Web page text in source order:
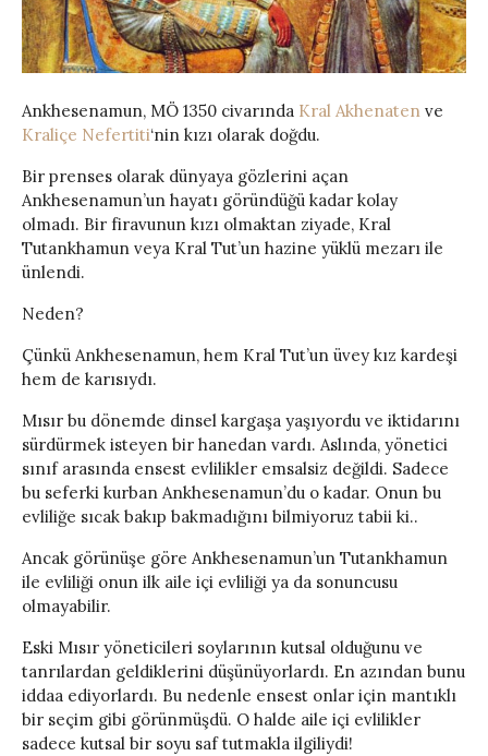
Ankhesenamun, MÖ 1350 civarında Kral Akhenaten ve
Kraliçe Nefertiti‘nin kızı olarak doğdu.
Bir prenses olarak dünyaya gözlerini açan
Ankhesenamun’un hayatı göründüğü kadar kolay
olmadı. Bir firavunun kızı olmaktan ziyade, Kral
Tutankhamun veya Kral Tut’un hazine yüklü mezarı ile
ünlendi.
Neden?
Çünkü Ankhesenamun, hem Kral Tut’un üvey kız kardeşi
hem de karısıydı.
Mısır bu dönemde dinsel kargaşa yaşıyordu ve iktidarını
sürdürmek isteyen bir hanedan vardı. Aslında, yönetici
sınıf arasında ensest evlilikler emsalsiz değildi. Sadece
bu seferki kurban Ankhesenamun’du o kadar. Onun bu
evliliğe sıcak bakıp bakmadığını bilmiyoruz tabii ki..
Ancak görünüşe göre Ankhesenamun’un Tutankhamun
ile evliliği onun ilk aile içi evliliği ya da sonuncusu
olmayabilir.
Eski Mısır yöneticileri soylarının kutsal olduğunu ve
tanrılardan geldiklerini düşünüyorlardı. En azından bunu
iddaa ediyorlardı. Bu nedenle ensest onlar için mantıklı
bir seçim gibi görünmüşdü. O halde aile içi evlilikler
sadece kutsal bir soyu saf tutmakla ilgiliydi!